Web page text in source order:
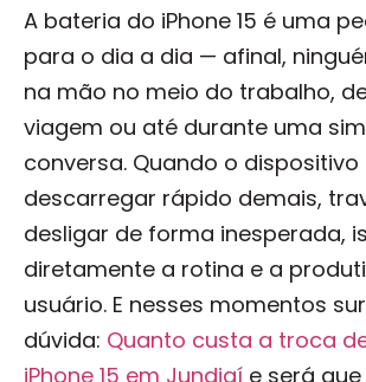
A bateria do iPhone 15 é uma
para o dia a dia — afinal,
na mão no meio do trabalho,
viagem ou até durante uma
conversa. Quando o
descarregar rápido demais,
desligar de forma inesperada,
diretamente a rotina e a
usuário. E nesses momentos
dúvida: Quanto custa a troca
iPhone 15 em Jundiaí e será